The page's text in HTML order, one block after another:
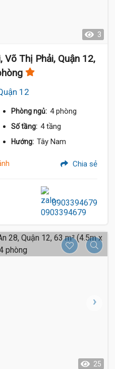
3
Võ Thị Phải, Quận 12,
12
Phòng ngủ: 4 phòng
Số tầng: 4 tầng
Hướng: Tây Nam
Chia sẻ
0903394679
25